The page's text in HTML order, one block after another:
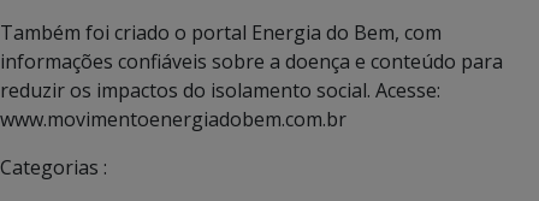
Também foi criado o portal Energia do Bem, com
informações confiáveis sobre a doença e conteúdo para
reduzir os impactos do isolamento social. Acesse:
www.movimentoenergiadobem.com.br
Categorias :